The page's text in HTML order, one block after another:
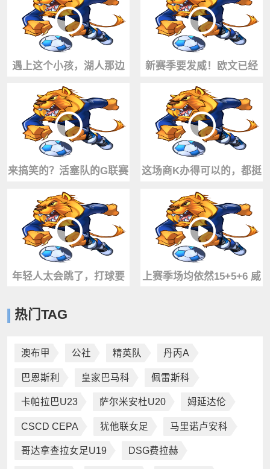
老詹的种种细节 型的得分相加
遇上这个小孩，湖人那边
怎么报价？😎
新赛季要发威！欧文已经
100%健康归来！单挑依旧
无解
来搞笑的？活塞队的G联赛
试训 据说每人收费250美元
来玩~
这场商K办得可以的，都挺
尽兴呢！😏
年轻人太会跳了，打球要
上赛季场均依然15+5+6 威
热门TAG
澳布甲 公社 精英队 丹丙A
巴恩斯利 皇家巴马科 佩雷斯科
卡帕拉巴U23 萨尔米安杜U20 姆延达伦
CSCD CEPA 犹他联女足 马里诺卢安科
哥达拿查拉女足U19 DSG费拉赫